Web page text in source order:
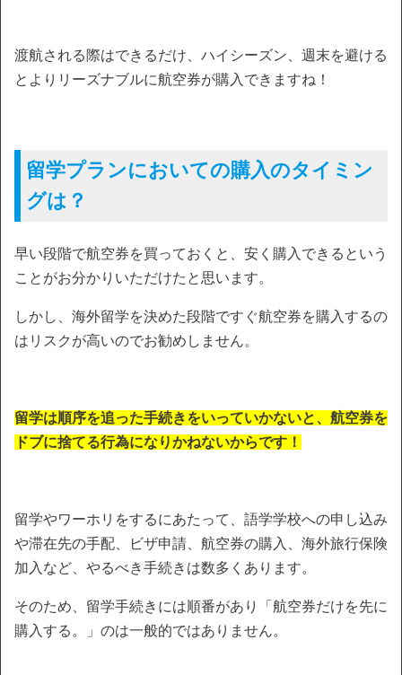
渡航される際はできるだけ、ハイシーズン、週末を避ける
とよりリーズナブルに航空券が購入できますね！
留学プランにおいての購入のタイミン
グは？
早い段階で航空券を買っておくと、安く購入できるという
ことがお分かりいただけたと思います。
しかし、海外留学を決めた段階ですぐ航空券を購入するの
はリスクが高いのでお勧めしません。
留学は順序を追った手続きをいっていかないと、航空券を
ドブに捨てる行為になりかねないからです！
留学やワーホリをするにあたって、語学学校への申し込み
や滞在先の手配、ビザ申請、航空券の購入、海外旅行保険
加入など、やるべき手続きは数多くあります。
そのため、留学手続きには順番があり「航空券だけを先に
購入する。」のは一般的ではありません。